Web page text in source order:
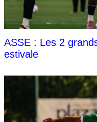
ASSE : Les 2
estivale